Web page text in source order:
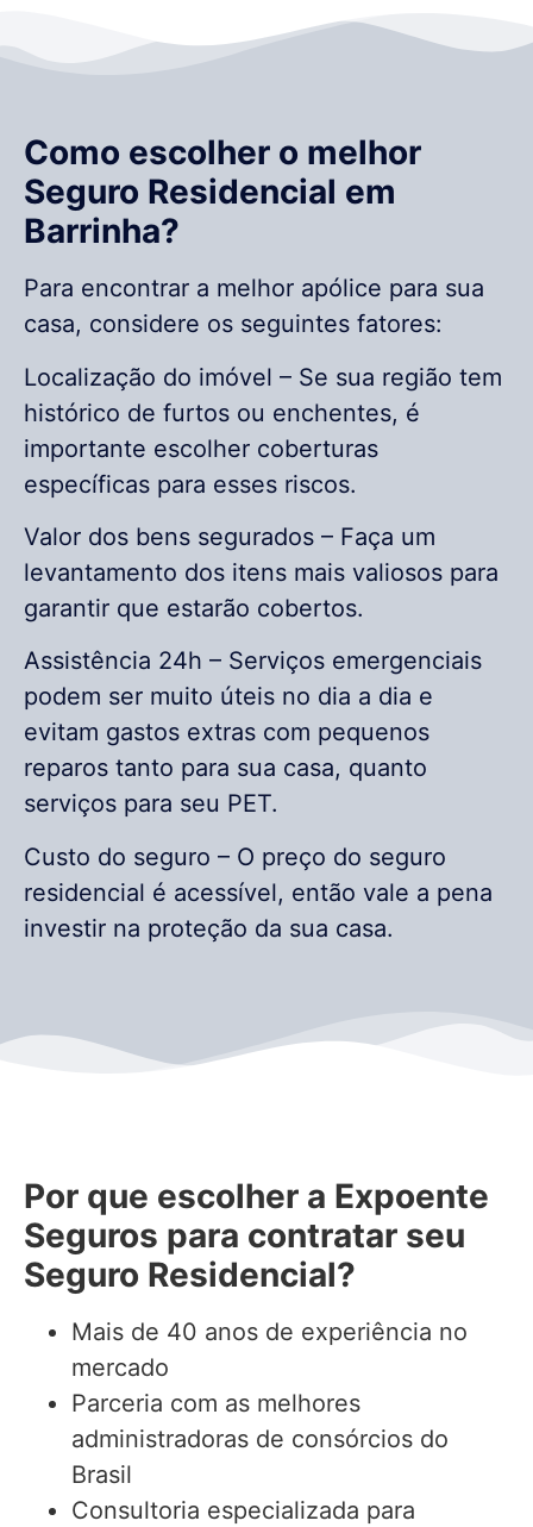
Como escolher o melhor
Seguro Residencial em
Barrinha?
Para encontrar a melhor apólice para sua
casa, considere os seguintes fatores:
Localização do imóvel – Se sua região tem
histórico de furtos ou enchentes, é
importante escolher coberturas
específicas para esses riscos.
Valor dos bens segurados – Faça um
levantamento dos itens mais valiosos para
garantir que estarão cobertos.
Assistência 24h – Serviços emergenciais
podem ser muito úteis no dia a dia e
evitam gastos extras com pequenos
reparos tanto para sua casa, quanto
serviços para seu PET.
Custo do seguro – O preço do seguro
residencial é acessível, então vale a pena
investir na proteção da sua casa.
Por que escolher a Expoente
Seguros para contratar seu
Seguro Residencial?
Mais de 40 anos de experiência no
mercado
Parceria com as melhores
administradoras de consórcios do
Brasil
Consultoria especializada para